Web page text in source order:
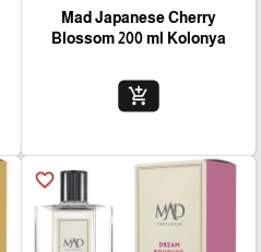
Mad Japanese Cherry
Blossom 200 ml Kolonya
add_shopping_cart
favorite_border